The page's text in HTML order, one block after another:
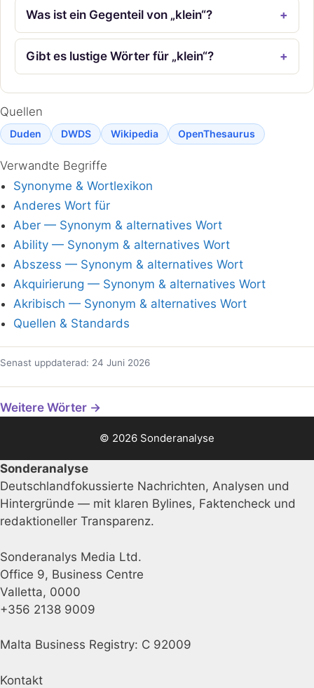
Was ist ein Gegenteil von „klein“?
Gibt es lustige Wörter für „klein“?
Quellen
Duden DWDS Wikipedia OpenThesaurus
Verwandte Begriffe
Synonyme & Wortlexikon
Anderes Wort für
Aber — Synonym & alternatives Wort
Ability — Synonym & alternatives Wort
Abszess — Synonym & alternatives Wort
Akquirierung — Synonym & alternatives Wort
Akribisch — Synonym & alternatives Wort
Quellen & Standards
Senast uppdaterad: 24 Juni 2026
Weitere Wörter →
© 2026 Sonderanalyse
Sonderanalyse
Deutschlandfokussierte Nachrichten, Analysen und
Hintergründe — mit klaren Bylines, Faktencheck und
redaktioneller Transparenz.
Sonderanalys Media Ltd.
Office 9, Business Centre
Valletta, 0000
+356 2138 9009
Malta Business Registry: C 92009
Kontakt